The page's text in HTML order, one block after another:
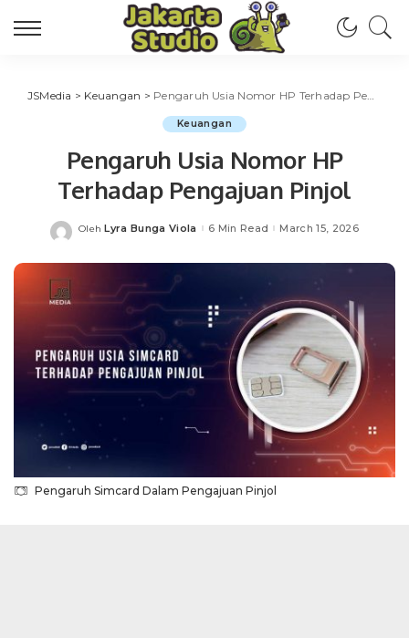
JSMedia > Keuangan > Pengaruh Usia Nomor HP Terhadap Pengajuan Pinjol
Keuangan
Pengaruh Usia Nomor HP
Terhadap Pengajuan Pinjol
Posted
Oleh Lyra Bunga Viola 6 Min Read March 15, 2026
Pengaruh Simcard Dalam Pengajuan Pinjol